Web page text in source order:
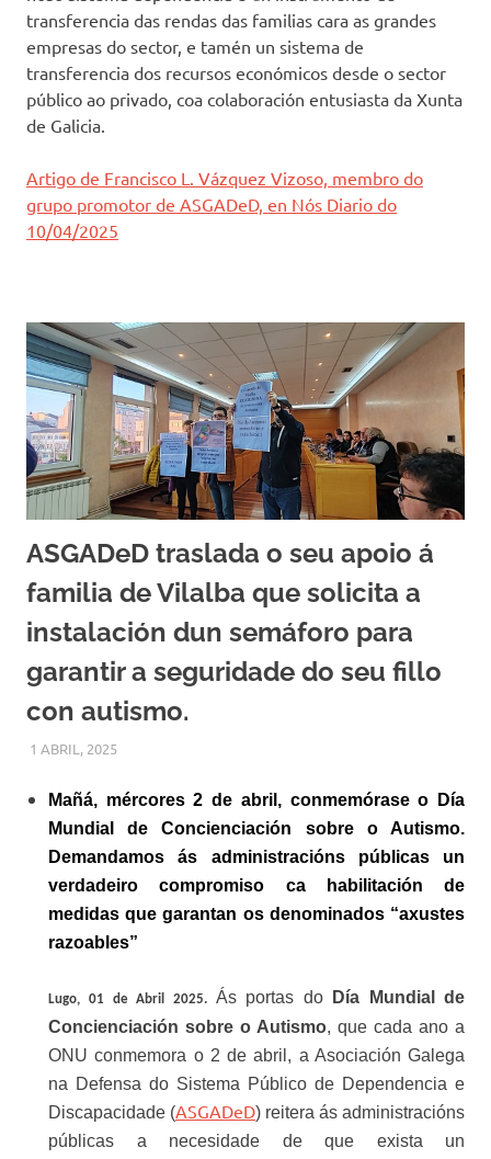
transferencia das rendas das familias cara as grandes
empresas do sector, e tamén un sistema de
transferencia dos recursos económicos desde o sector
público ao privado, coa colaboración entusiasta da Xunta
de Galicia.
Artigo de Francisco L. Vázquez Vizoso, membro do
grupo promotor de ASGADeD, en Nós Diario do
10/04/2025
ASGADeD traslada o seu apoio á
familia de Vilalba que solicita a
instalación dun semáforo para
garantir a seguridade do seu fillo
con autismo.
1 ABRIL, 2025ASGADED
MISCELANEA
Mañá, mércores 2 de abril, conmemórase o Día
Mundial de Concienciación sobre o Autismo.
Demandamos ás administracións públicas un
verdadeiro compromiso ca habilitación de
medidas que garantan os denominados “axustes
razoables”
Lugo, 01 de Abril 2025. Ás portas do
Día Mundial de
Concienciación sobre o Autismo, que cada ano a
ONU conmemora o 2 de abril, a Asociación Galega
na Defensa do Sistema Público de Dependencia e
Discapacidade (ASGADeD) reitera ás administracións
públicas a necesidade de que exista un